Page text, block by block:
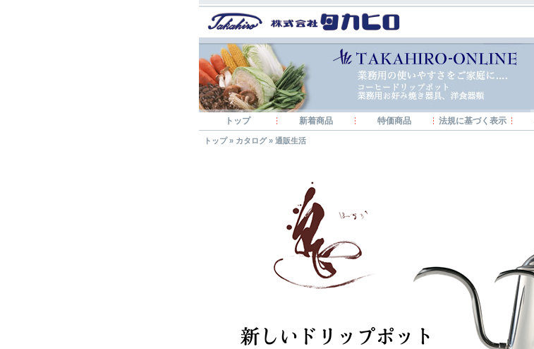
トップ 新着商品 特価商品 法規に基づく表示
トップ» カタログ» 通販生活